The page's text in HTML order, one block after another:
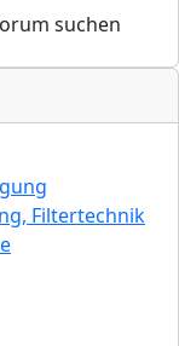
Filtertechnik